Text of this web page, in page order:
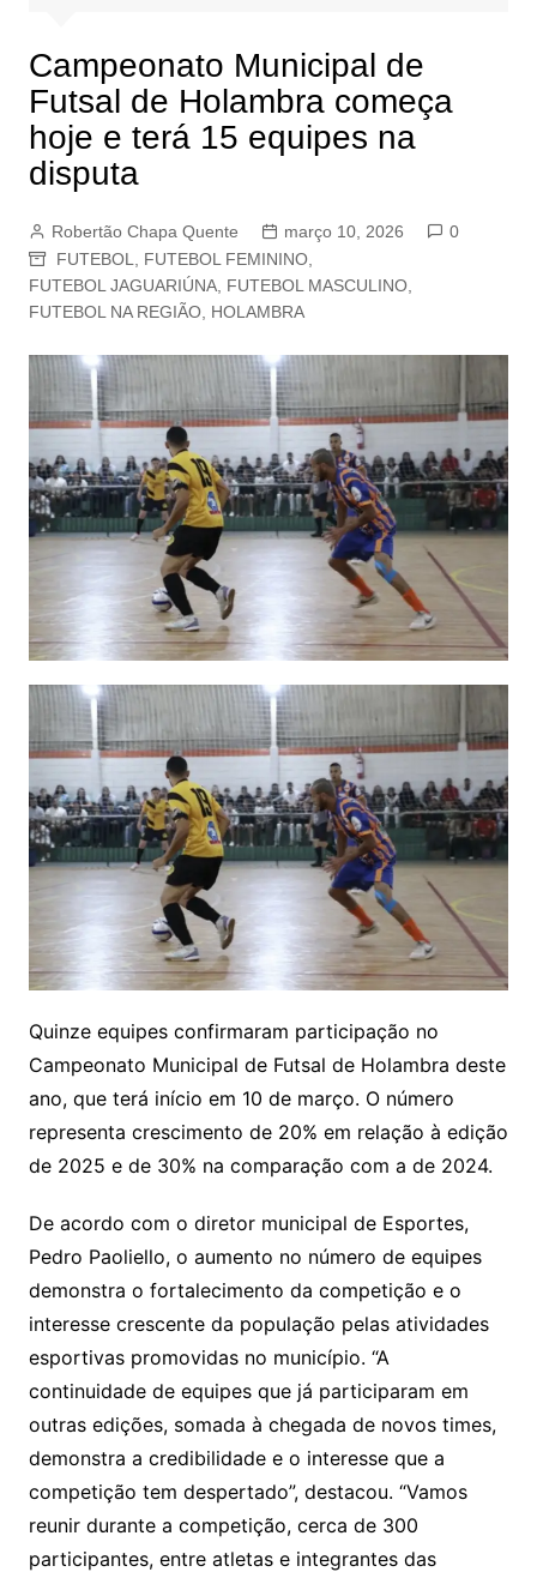
Campeonato Municipal de
Futsal de Holambra começa
hoje e terá 15 equipes na
disputa
Robertão Chapa Quente março 10, 2026
0
FUTEBOL
FUTEBOL FEMININO,
FUTEBOL JAGUARIÚNA, FUTEBOL MASCULINO,
FUTEBOL NA REGIÃO, HOLAMBRA
Quinze equipes confirmaram participação no
Campeonato Municipal de Futsal de Holambra deste
ano, que terá início em 10 de março. O número
representa crescimento de 20% em relação à edição
de 2025 e de 30% na comparação com a de 2024.
De acordo com o diretor municipal de Esportes,
Pedro Paoliello, o aumento no número de equipes
demonstra o fortalecimento da competição e o
interesse crescente da população pelas atividades
esportivas promovidas no município. “A
continuidade de equipes que já participaram em
outras edições, somada à chegada de novos times,
demonstra a credibilidade e o interesse que a
competição tem despertado”, destacou. “Vamos
reunir durante a competição, cerca de 300
participantes, entre atletas e integrantes das